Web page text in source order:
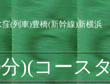
(列車)豊橋(新幹線)新横浜
)(コース